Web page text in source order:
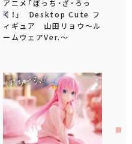
アニメ「ぼっち・ざ・ろっ
く！」 Desktop Cute フ
ィギュア 山田リョウ～ル
ームウェアVer.～